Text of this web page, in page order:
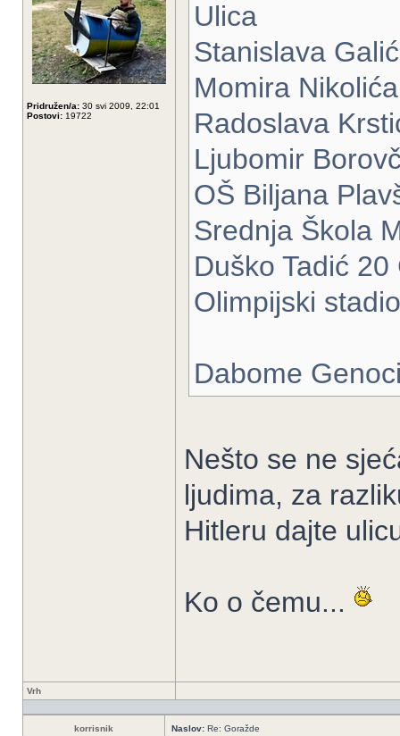
Pridružen/a: 30 svi 2009, 22:01
Postovi: 19722
Ulica
Stanislava
Momira
Radoslava
Ljubomir
OŠ Biljana
Srednja Škola
Duško Tadić
Olimpijski
Dabome
Nešto se ne
ljudima, za
Hitleru dajte
Ko o čemu...
Vrh
korrisnik Naslov: Re: Goražde